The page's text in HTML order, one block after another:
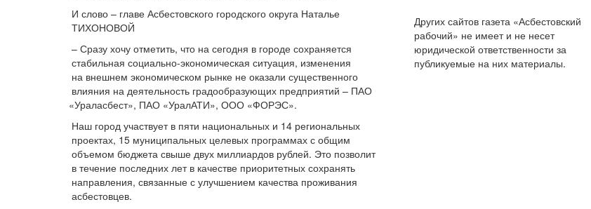
И слово – главе Асбестовского городского округа Наталье
ТИХОНОВОЙ
– Сразу хочу отметить, что на сегодня в городе сохраняется
стабильная социально-экономическая ситуация, изменения
на внешнем экономическом рынке не оказали существенного
влияния на деятельность градообразующих предприятий – ПАО
«Ураласбест», ПАО «УралАТИ», ООО «ФОРЭС».
Наш город участвует в пяти национальных и 14 региональных
проектах, 15 муниципальных целевых программах с общим
объемом бюджета свыше двух миллиардов рублей. Это позволит
в течение последних лет в качестве приоритетных сохранять
направления, связанные с улучшением качества проживания
асбестовцев.
Других сайтов газета «Асбестовский
рабочий» не имеет и не несет
юридической ответственности за
публикуемые на них материалы.